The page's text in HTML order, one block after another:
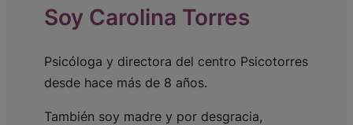
Soy Carolina Torres
Psicóloga y directora del centro Psicotorres
desde hace más de 8 años.
También soy madre y por desgracia,